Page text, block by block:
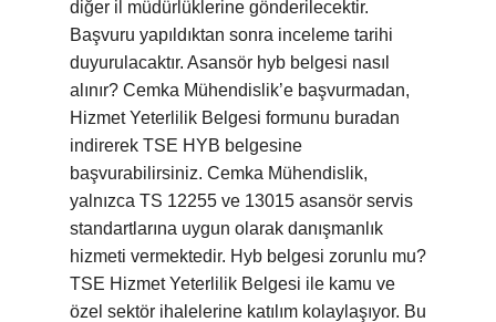
diğer il müdürlüklerine gönderilecektir.
Başvuru yapıldıktan sonra inceleme tarihi
duyurulacaktır. Asansör hyb belgesi nasıl
alınır? Cemka Mühendislik’e başvurmadan,
Hizmet Yeterlilik Belgesi formunu buradan
indirerek TSE HYB belgesine
başvurabilirsiniz. Cemka Mühendislik,
yalnızca TS 12255 ve 13015 asansör servis
standartlarına uygun olarak danışmanlık
hizmeti vermektedir. Hyb belgesi zorunlu mu?
TSE Hizmet Yeterlilik Belgesi ile kamu ve
özel sektör ihalelerine katılım kolaylaşıyor. Bu